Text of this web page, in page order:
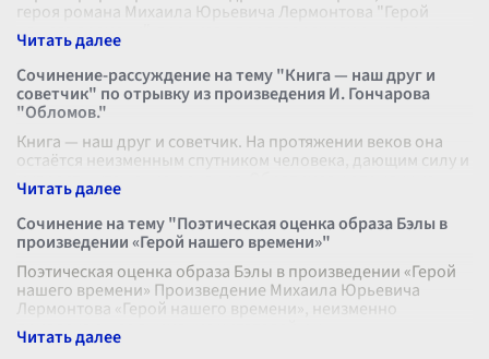
героя романа Михаила Юрьевича Лермонтова "Герой
нашего времени", пронизан противоречиями, которые
стали символом его внутреннего
Сочинение-рассуждение на тему "Книга — наш друг и
советчик" по отрывку из произведения И. Гончарова
"Обломов."
Книга — наш друг и советчик. На протяжении веков она
остаётся неизменным спутником человека, дающим силу и
мудрость, утешение и знания. Обратимся к отрывку из
произведения Ивана Го
Сочинение на тему "Поэтическая оценка образа Бэлы в
произведении «Герой нашего времени»"
Поэтическая оценка образа Бэлы в произведении «Герой
нашего времени» Произведение Михаила Юрьевича
Лермонтова «Герой нашего времени», неизменно
привлекающее внимание читателей и к